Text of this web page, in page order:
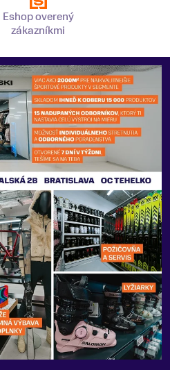
Eshop overený
zákazníkmi